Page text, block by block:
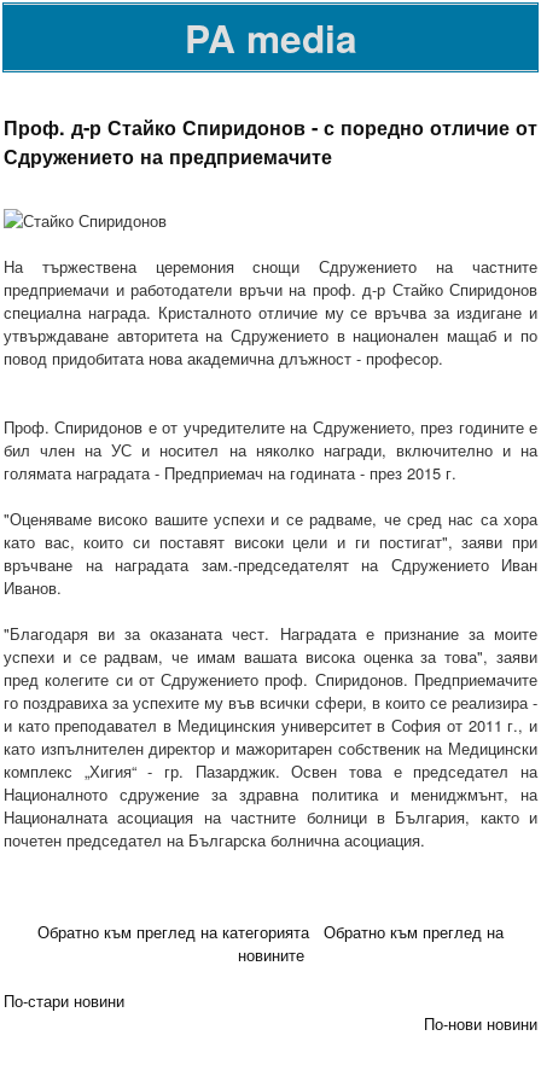
PA media
Проф. д-р Стайко Спиридонов - с поредно отличие от
Сдружението на предприемачите
На тържествена церемония снощи Сдружението на частните
предприемачи и работодатели връчи на проф. д-р Стайко Спиридонов
специална награда. Кристалното отличие му се връчва за издигане и
утвърждаване авторитета на Сдружението в национален мащаб и по
повод придобитата нова академична длъжност - професор.
Проф. Спиридонов е от учредителите на Сдружението, през годините е
бил член на УС и носител на няколко награди, включително и на
голямата наградата - Предприемач на годината - през 2015 г.
"Оценяваме високо вашите успехи и се радваме, че сред нас са хора
като вас, които си поставят високи цели и ги постигат", заяви при
връчване на наградата зам.-председателят на Сдружението Иван
Иванов.
"Благодаря ви за оказаната чест. Наградата е признание за моите
успехи и се радвам, че имам вашата висока оценка за това", заяви
пред колегите си от Сдружението проф. Спиридонов. Предприемачите
го поздравиха за успехите му във всички сфери, в които се реализира -
и като преподавател в Медицинския университет в София от 2011 г., и
като изпълнителен директор и мажоритарен собственик на Медицински
комплекс „Хигия“ - гр. Пазарджик. Освен това е председател на
Националното сдружение за здравна политика и мениджмънт, на
Националната асоциация на частните болници в България, както и
почетен председател на Българска болнична асоциация.
Обратно към преглед на категорията
Обратно към преглед на
новините
По-стари новини
По-нови новини